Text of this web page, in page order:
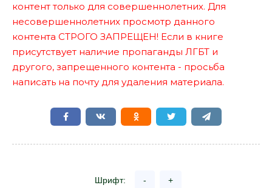
контент только для совершеннолетних. Для
несовершеннолетних просмотр данного
контента СТРОГО ЗАПРЕЩЕН! Если в книге
присутствует наличие пропаганды ЛГБТ и
другого, запрещенного контента - просьба
написать на почту для удаления материала.
Шрифт: - +